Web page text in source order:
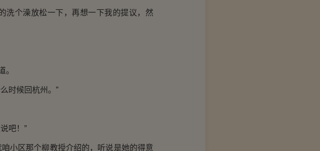
个澡放松一下，再想一下我的提议，然
候回杭州。”
吧！”
区那个柳教授介绍的，听说是她的得意